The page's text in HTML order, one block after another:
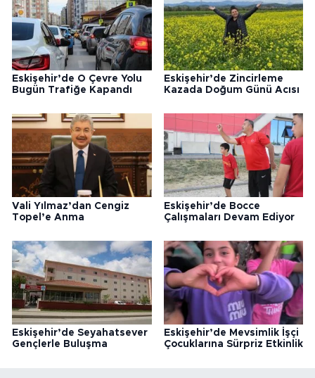
Eskişehir’de O Çevre Yolu
Bugün Trafiğe Kapandı
Eskişehir’de Zincirleme
Kazada Doğum Günü Acısı
Vali Yılmaz’dan Cengiz
Topel’e Anma
Eskişehir’de Bocce
Çalışmaları Devam Ediyor
Eskişehir’de Seyahatsever
Gençlerle Buluşma
Eskişehir’de Mevsimlik İşçi
Çocuklarına Sürpriz Etkinlik